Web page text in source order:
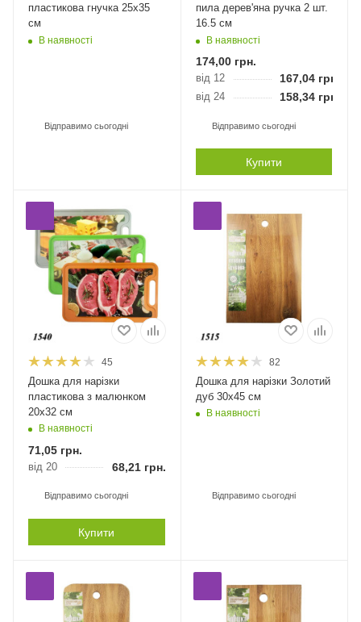
пластикова гнучка 25х35
см
В наявності
Відправимо сьогодні
пила дерев'яна ручка 2 шт.
16.5 см
В наявності
174,00грн.
від 12 167,04грн.
від 24 158,34грн.
Відправимо сьогодні
Купити
45
Дошка для нарізки
пластикова з малюнком
20х32 см
В наявності
71,05 грн.
від 20 68,21 грн.
Відправимо сьогодні
Купити
82
Дошка для нарізки Золотий
дуб 30х45 см
В наявності
Відправимо сьогодні